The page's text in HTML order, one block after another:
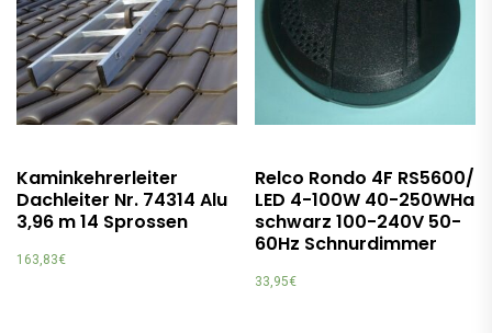
Kaminkehrerleiter
Dachleiter Nr. 74314 Alu
3,96 m 14 Sprossen
163,83€
Relco Rondo 4F RS5600/
LED 4-100W 40-250WHa
schwarz 100-240V 50-
60Hz Schnurdimmer
33,95€